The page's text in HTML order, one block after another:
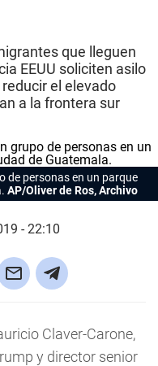
que lleguen
EEUU soliciten asilo
el elevado
a la frontera sur
de personas en un parque
AP/Oliver de Ros, Archivo
- 22:10
Claver-Carone,
y director senior